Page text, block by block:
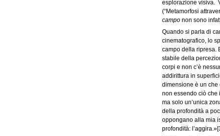
esplorazione visiva.
(“Metamorfosi
campo non sono
Quando si parla di
cinematografico, lo
campo della ripresa.
stabile della
corpi e non c’è
addirittura in
dimensione è un che
non essendo ciò che
ma solo un’unica
della profondità a
oppongano alla mia
profondità: l’aggira.»